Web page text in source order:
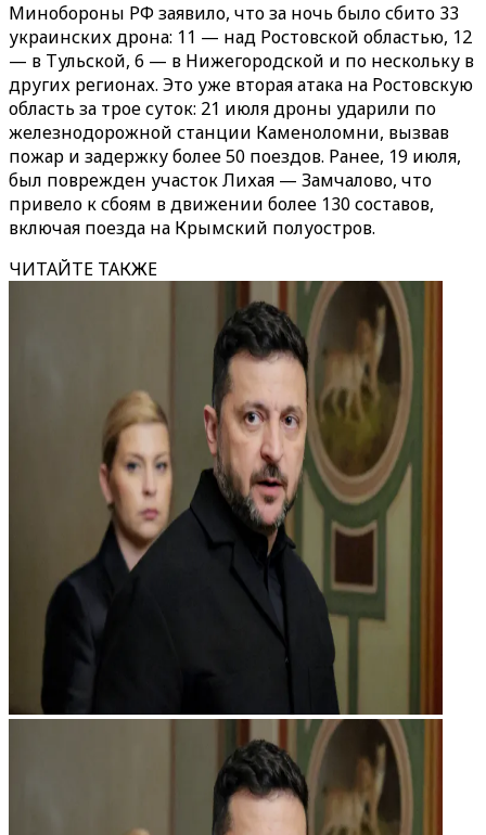
Минобороны РФ заявило, что за ночь было сбито 33
украинских дрона: 11 — над Ростовской областью, 12
— в Тульской, 6 — в Нижегородской и по нескольку в
других регионах. Это уже вторая атака на Ростовскую
область за трое суток: 21 июля дроны ударили по
железнодорожной станции Каменоломни, вызвав
пожар и задержку более 50 поездов. Ранее, 19 июля,
был поврежден участок Лихая — Замчалово, что
привело к сбоям в движении более 130 составов,
включая поезда на Крымский полуостров.
ЧИТАЙТЕ ТАКЖЕ